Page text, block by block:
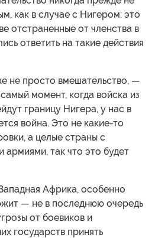
как в случае с Нигером: это
отстраненные от членства в
ответить на такие действия
не просто вмешательство, —
момент, когда войска из
границу Нигера, у нас в
война. Это не какие-то
а целые страны с
армиями, так что это будет
Африка, особенно
— не в последнюю очередь
от боевиков и
государств принять